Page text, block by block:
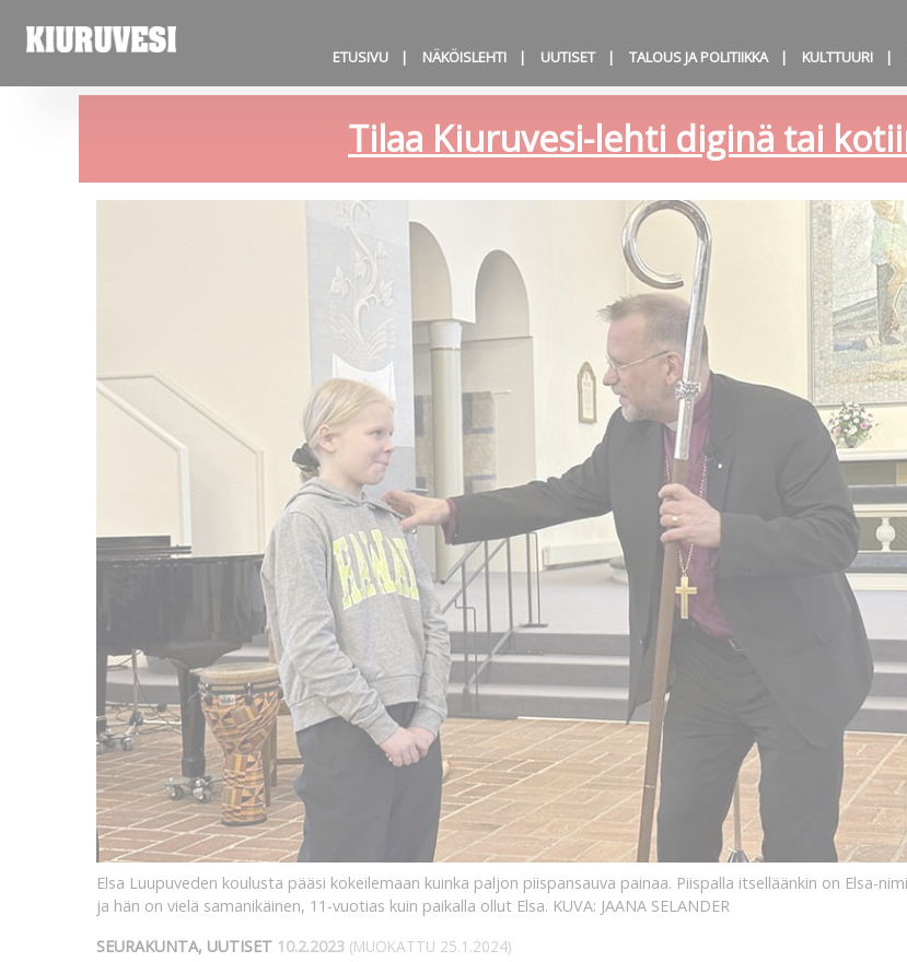
ETUSIVU
NÄKÖISLEHTI UUTISET TALOUS JA POLITIIKKA KULTTUURI
Tilaa Kiuruvesi-lehti diginä tai
Elsa Luupuveden koulusta pääsi kokeilemaan kuinka paljon piispansauva painaa. Piispalla itselläänkin on Elsa-
ja hän on vielä samanikäinen, 11-vuotias kuin paikalla ollut Elsa. KUVA: JAANA SELANDER
SEURAKUNTA, UUTISET 10.2.2023 (MUOKATTU 25.1.2024)